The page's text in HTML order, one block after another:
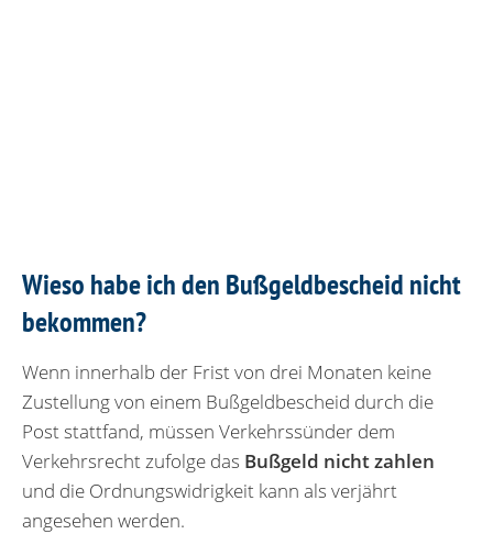
Wieso habe ich den Bußgeldbescheid nicht
bekommen?
Wenn innerhalb der Frist von drei Monaten keine
Zustellung von einem Bußgeldbescheid durch die
Post stattfand, müssen Verkehrssünder dem
Verkehrsrecht zufolge das Bußgeld nicht zahlen
und die Ordnungswidrigkeit kann als verjährt
angesehen werden.